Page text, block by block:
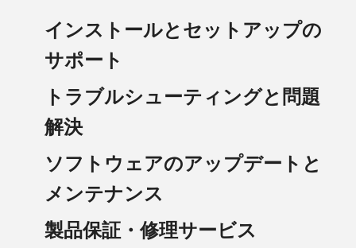
インストールとセットアップの
サポート
トラブルシューティングと問題
解決
ソフトウェアのアップデートと
メンテナンス
製品保証・修理サービス